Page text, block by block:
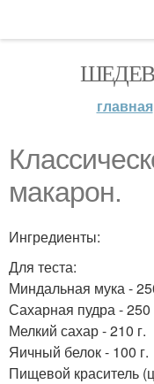
главная
макарон.
Ингредиенты:
Для теста:
Миндальная мука -
Сахарная пудра - 250
Мелкий сахар - 210 г.
Яичный белок - 100 г.
Пищевой краситель